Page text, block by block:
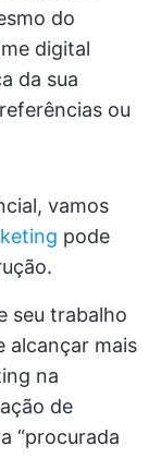
do
digital
da sua
ou
vamos
pode
seu trabalho
alcançar mais
na
de
“procurada